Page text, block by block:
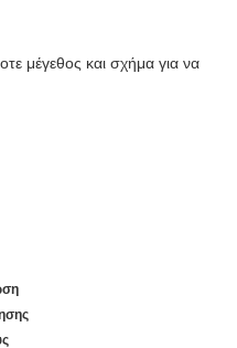
μέγεθος και σχήμα για να